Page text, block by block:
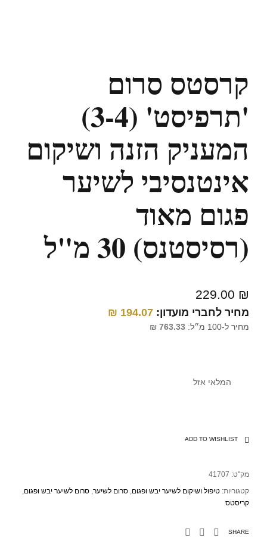
קרסטס סרום
'תרפיסט' (3-4)
המעניק הזנה ושיקום
אינטנסיבי לשיער
פגום מאוד
(רסיסטנס) 30 מ"ל
229.00 ₪
מחיר לחברי מועדון: 194.07
₪
מחיר ל-100 מ״ל: 763.33
₪
המלאי אזל
ADD TO WISHLIST
מק"ט: 41707
קטגוריות: טיפול ושיקום לשיער יבש ופגום, סרום לשיער, סרום לשיער יבש ופגום,
קריסטס
SHARE